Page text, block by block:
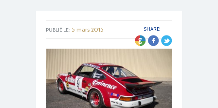
SHARE:
PUBLIÉ LE : 5 mars 2015